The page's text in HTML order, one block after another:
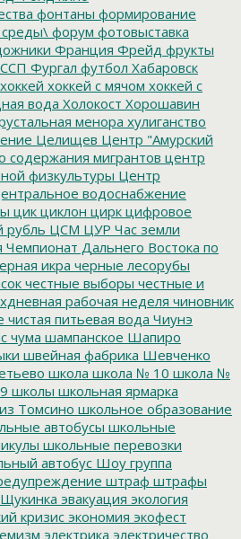
фонтаны формирование
среды\ форум фотовыставка
Франция Фрейд фрукты
Фургал футбол Хабаровск
хоккей хоккей с мячом хоккей с
вода Холокост Хорошавин
менора хулиганство
Целищев Центр "Амурский
содержания мигрантов центр
физкультуры Центр
водоснабжение
цик циклон цирк цифровое
рубль ЦСМ ЦУР Час земли
Чемпионат Дальнего Востока по
икра черные лесорубы
честные выборы честные и
рабочая неделя чиновник
чистая питьевая вода Чиунэ
чума шампанское Шапиро
швейная фабрика Шевченко
школа школа № 10 школа №
школы школьная ярмарка
Томсино школьное образование
автобусы школьные
школьные перевозки
автобус Шоу группа
штраф штрафы
Щукинка эвакуация экология
кризис экономия экофест
электрика электричество